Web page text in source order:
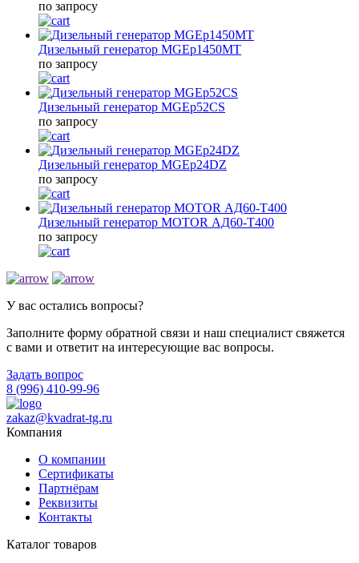
по запросу
Дизельный генератор MGEp1450MT
по запросу
Дизельный генератор MGEp52CS
по запросу
Дизельный генератор MGEp24DZ
по запросу
Дизельный генератор MOTOR АД60-Т400
по запросу
У вас остались вопросы?
Заполните форму обратной связи и наш специалист свяжется
с вами и ответит на интересующие вас вопросы.
Задать вопрос
8 (996) 410-99-96
zakaz@kvadrat-tg.ru
Компания
О компании
Сертификаты
Партнёрам
Реквизиты
Контакты
Каталог товаров